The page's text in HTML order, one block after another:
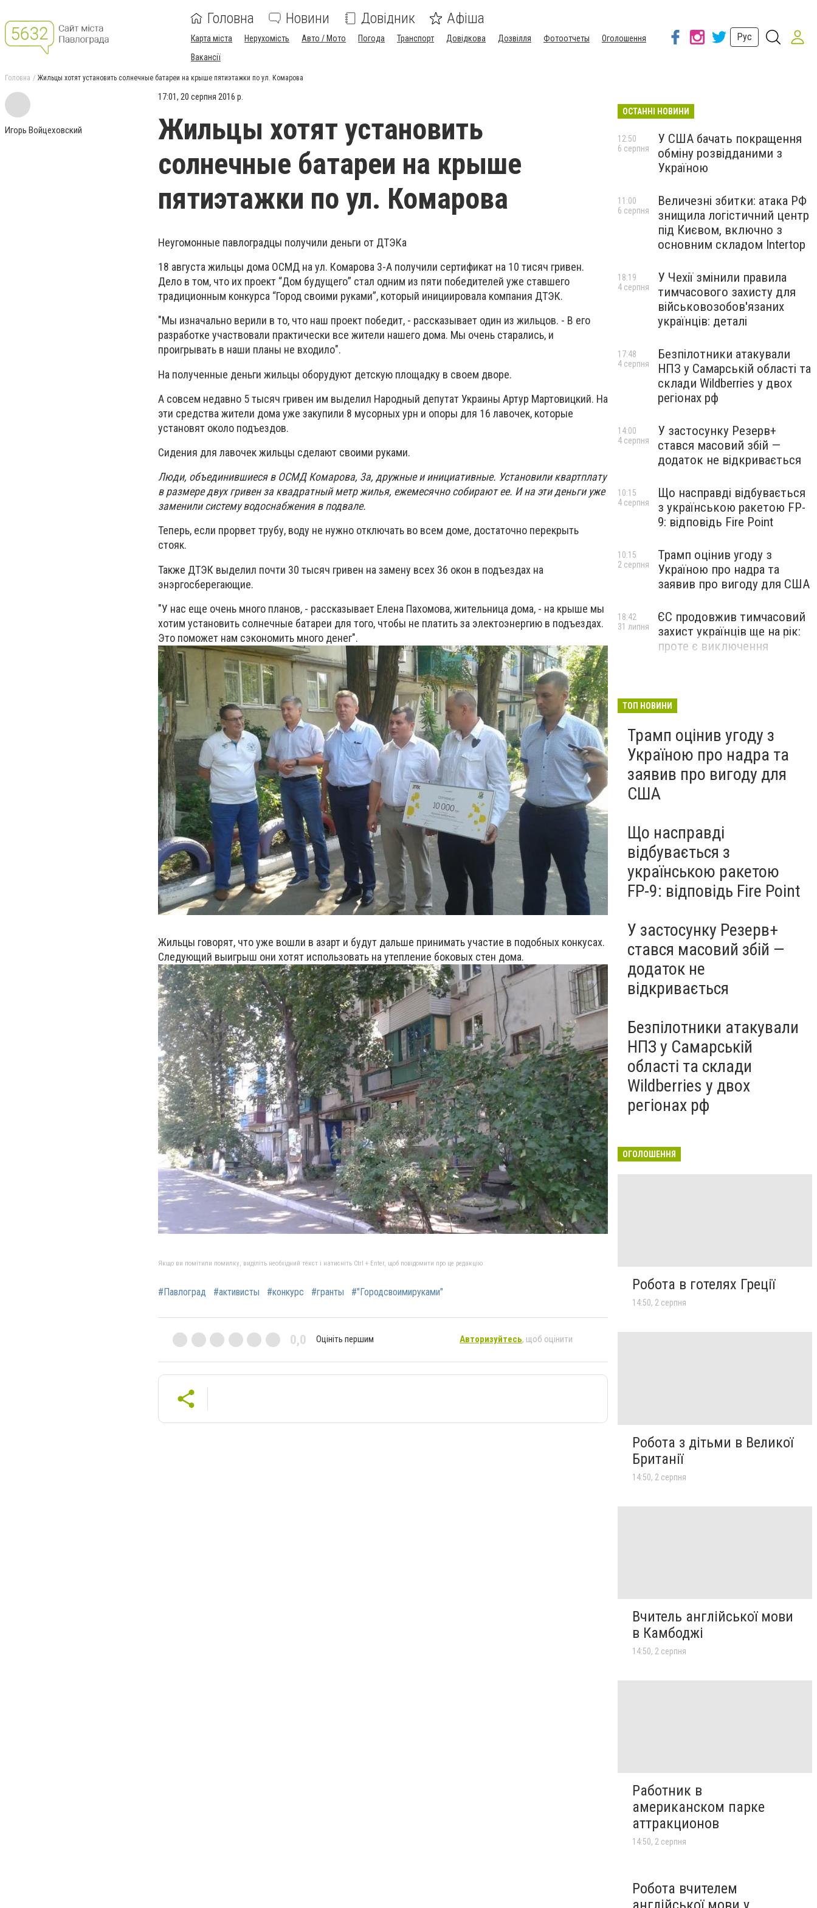
Головна Новини Довідник Афіша
Карта міста Нерухомість Авто / Мото Погода Транспорт Довідкова Дозвілля Фотоотчеты
Оголошення
Вакансії
Рус
Головна Жильцы хотят установить солнечные батареи на крыше пятиэтажки по ул. Комарова
Игорь Войцеховский
17:01, 20 серпня 2016 р.
Жильцы хотят установить
солнечные батареи на крыше
пятиэтажки по ул. Комарова
Неугомонные павлоградцы получили деньги от ДТЭКа
18 августа жильцы дома ОСМД на ул. Комарова 3-А получили сертификат на 10 тисяч гривен.
Дело в том, что их проект “Дом будущего” стал одним из пяти победителей уже ставшего
традиционным конкурса “Город своими руками”, который инициировала компания ДТЭК.
"Мы изначально верили в то, что наш проект победит, - рассказывает один из жильцов. - В его
разработке участвовали практически все жители нашего дома. Мы очень старались, и
проигрывать в наши планы не входило".
На полученные деньги жильцы оборудуют детскую площадку в своем дворе.
А совсем недавно 5 тысяч гривен им выделил Народный депутат Украины Артур Мартовицкий. На
эти средства жители дома уже закупили 8 мусорных урн и опоры для 16 лавочек, которые
установят около подъездов.
Сидения для лавочек жильцы сделают своими руками.
Люди, объединившиеся в ОСМД Комарова, 3а, дружные и инициативные. Установили квартплату
в размере двух гривен за квадратный метр жилья, ежемесячно собирают ее. И на эти деньги уже
заменили систему водоснабжения в подвале.
Теперь, если прорвет трубу, воду не нужно отключать во всем доме, достаточно перекрыть
стояк.
Также ДТЭК выделил почти 30 тысяч гривен на замену всех 36 окон в подъездах на
энэргосберегающие.
"У нас еще очень много планов, - рассказывает Елена Пахомова, жительница дома, - на крыше мы
хотим установить солнечные батареи для того, чтобы не платить за электоэнергию в подъездах.
Это поможет нам сэкономить много денег".
Жильцы говорят, что уже вошли в азарт и будут дальше принимать участие в подобных конкусах.
Следующий выигрыш они хотят использовать на утепление боковых стен дома.
Якщо ви помітили помилку, виділіть необхідний текст і натисніть Ctrl + Enter, щоб повідомити про це редакцію
#Павлоград #активисты #конкурс #гранты #"Городсвоимируками"
0,0 Оцініть першим Авторизуйтесь, щоб оцінити
ОСТАННІ НОВИНИ
У США бачать покращення
обміну розвідданими з
Україною
12:50
6 серпня
Величезні збитки: атака РФ
знищила логістичний центр
під Києвом, включно з
основним складом Intertop
11:00
6 серпня
У Чехії змінили правила
тимчасового захисту для
військовозобов'язаних
українців: деталі
18:19
4 серпня
Безпілотники атакували
НПЗ у Самарській області та
склади Wildberries у двох
регіонах рф
17:48
4 серпня
У застосунку Резерв+
стався масовий збій —
додаток не відкривається
14:00
4 серпня
Що насправді відбувається
з українською ракетою FP-
9: відповідь Fire Point
10:15
4 серпня
Трамп оцінив угоду з
Україною про надра та
заявив про вигоду для США
10:15
2 серпня
ЄС продовжив тимчасовий
захист українців ще на рік:
проте є виключення
18:42
31 липня
ТОП НОВИНИ
Трамп оцінив угоду з
Україною про надра та
заявив про вигоду для
США
Що насправді
відбувається з
українською ракетою
FP-9: відповідь Fire Point
У застосунку Резерв+
стався масовий збій —
додаток не
відкривається
Безпілотники атакували
НПЗ у Самарській
області та склади
Wildberries у двох
регіонах рф
ОГОЛОШЕННЯ
Робота в готелях Греції
14:50, 2 серпня
Робота з дітьми в Великої
Британії
14:50, 2 серпня
Вчитель англійської мови
в Камбоджі
14:50, 2 серпня
Работник в
американском парке
аттракционов
14:50, 2 серпня
Робота вчителем